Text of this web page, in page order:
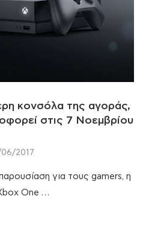
κονσόλα της αγοράς,
στις 7 Νοεμβρίου
06/2017
για τους gamers, η
One …